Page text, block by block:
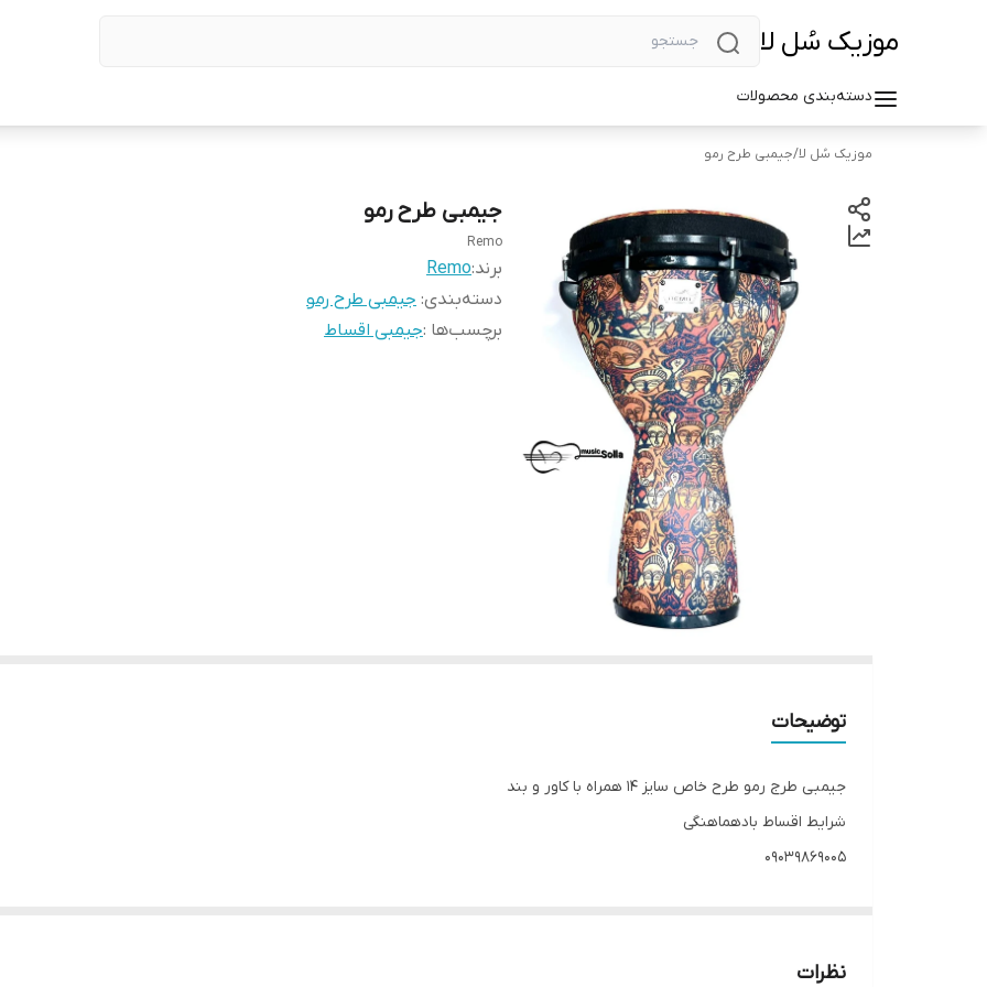
موزیک سُل لا
دسته‌بندی محصولات
موزیک سُل لا/جیمبی طرح رمو
جیمبی طرح رمو
Remo
برند:Remo
دسته‌بندی: جیمبی طرح رمو
برچسب‌ها :جیمبی اقساط
توضیحات
جیمبی طرج رمو طرح خاص سایز ۱۴ همراه با کاور و بند
شرایط اقساط بادهماهنگی
۰۹۰۳۹۸۶۹۰۰۵
نظرات